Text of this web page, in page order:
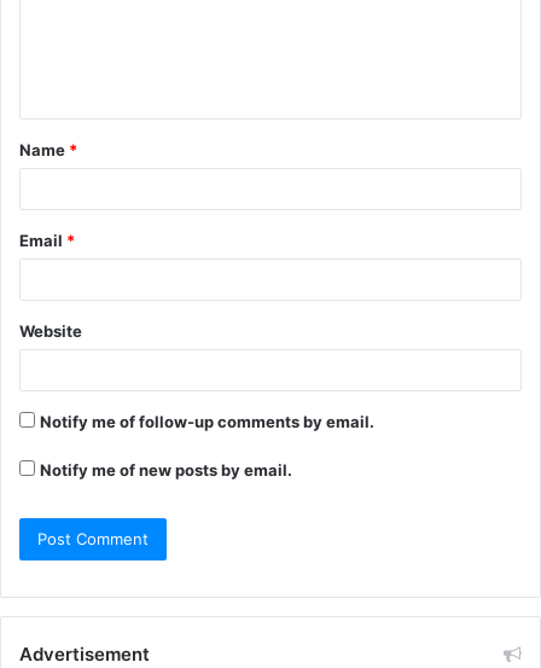
Name *
Email *
Website
Notify me of follow-up comments by email.
Notify me of new posts by email.
Advertisement